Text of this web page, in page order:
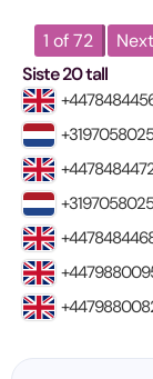
1 of 72
Next
Siste 20 tall